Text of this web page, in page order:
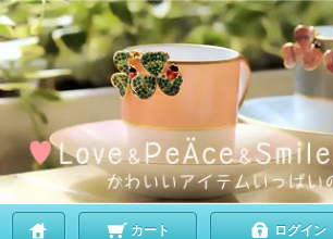
カート ログイン